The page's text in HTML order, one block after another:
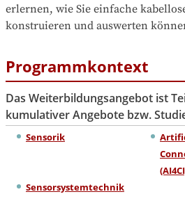
erlernen, wie Sie einfache
konstruieren und auswerten
Programmkontext
Das Weiterbildungsangebot ist
kumulativer Angebote bzw.
Sensorik
Sensorsystemtechnik